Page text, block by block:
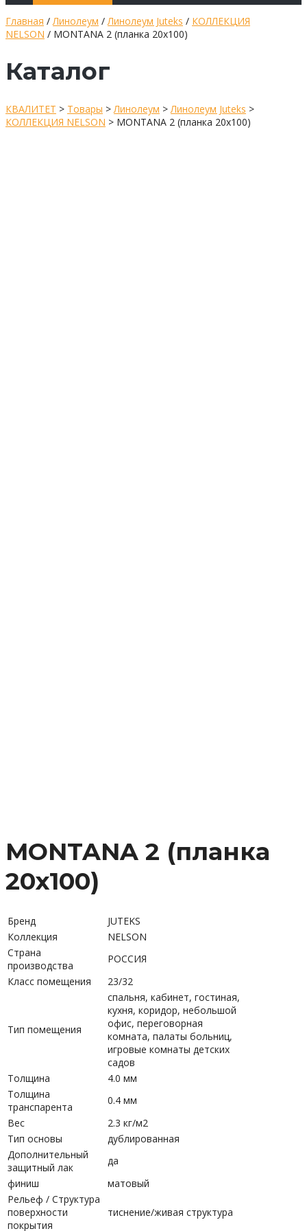
Главная /Линолеум /Линолеум Juteks / КОЛЛЕКЦИЯ
NELSON / MONTANA 2 (планка 20х100)
Каталог
КВАЛИТЕТ > Товары >Линолеум >Линолеум Juteks >
КОЛЛЕКЦИЯ NELSON > MONTANA 2 (планка 20х100)
MONTANA 2 (планка
20х100)
Бренд
JUTEKS
Коллекция
NELSON
Страна
производства
РОССИЯ
Класс помещения
23/32
Тип помещения
спальня, кабинет, гостиная,
кухня, коридор, небольшой
офис, переговорная
комната, палаты больниц,
игровые комнаты детских
садов
Толщина
4.0 мм
Толщина
транспарента
0.4 мм
Вес
2.3 кг/м2
Тип основы
дублированная
Дополнительный
защитный лак
да
финиш
матовый
Рельеф / Структура
поверхности
покрытия
тиснение/живая структура